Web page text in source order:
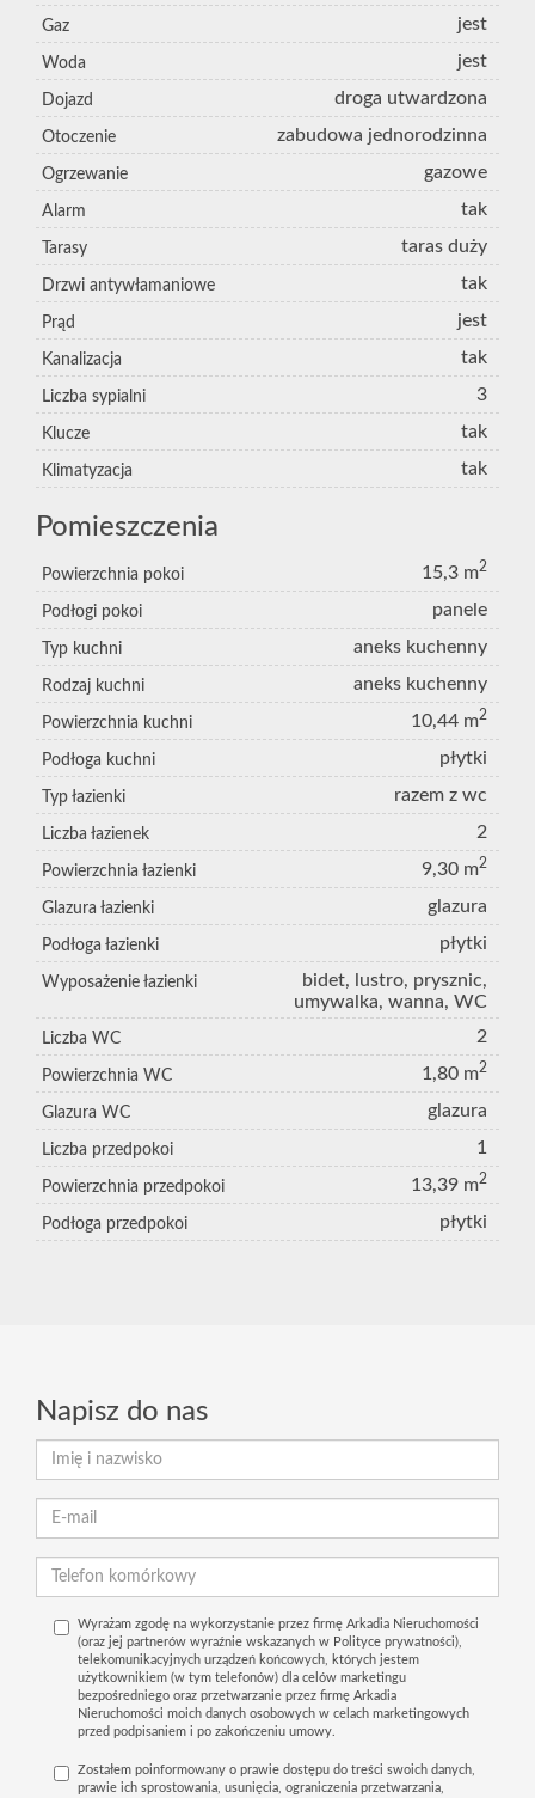
Gaz jest
Woda jest
Dojazd droga utwardzona
Otoczenie zabudowa jednorodzinna
Ogrzewanie gazowe
Alarm tak
Tarasy taras duży
Drzwi antywłamaniowe tak
Prąd jest
Kanalizacja tak
Liczba sypialni 3
Klucze tak
Klimatyzacja tak
Pomieszczenia
Powierzchnia pokoi 15,3 m2
Podłogi pokoi panele
Typ kuchni aneks kuchenny
Rodzaj kuchni aneks kuchenny
Powierzchnia kuchni 10,44 m2
Podłoga kuchni płytki
Typ łazienki razem z wc
Liczba łazienek 2
Powierzchnia łazienki 9,30 m2
Glazura łazienki glazura
Podłoga łazienki płytki
Wyposażenie łazienki
bidet, lustro, prysznic,
umywalka, wanna, WC
Liczba WC 2
Powierzchnia WC 1,80 m2
Glazura WC glazura
Liczba przedpokoi 1
Powierzchnia przedpokoi 13,39 m2
Podłoga przedpokoi płytki
Napisz do nas
Wyrażam zgodę na wykorzystanie przez firmę Arkadia Nieruchomości
(oraz jej partnerów wyraźnie wskazanych w Polityce prywatności),
telekomunikacyjnych urządzeń końcowych, których jestem
użytkownikiem (w tym telefonów) dla celów marketingu
bezpośredniego oraz przetwarzanie przez firmę Arkadia
Nieruchomości moich danych osobowych w celach marketingowych
przed podpisaniem i po zakończeniu umowy.
Zostałem poinformowany o prawie dostępu do treści swoich danych,
prawie ich sprostowania, usunięcia, ograniczenia przetwarzania,